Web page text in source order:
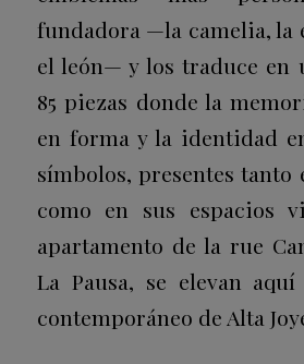
fundadora —la camelia, la
el león— y los traduce en
85 piezas donde la
en forma y la identidad
símbolos, presentes
como en sus espacios
apartamento de la rue
La Pausa, se elevan
contemporáneo de Alta